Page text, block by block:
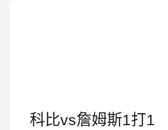
科比vs詹姆斯1打1